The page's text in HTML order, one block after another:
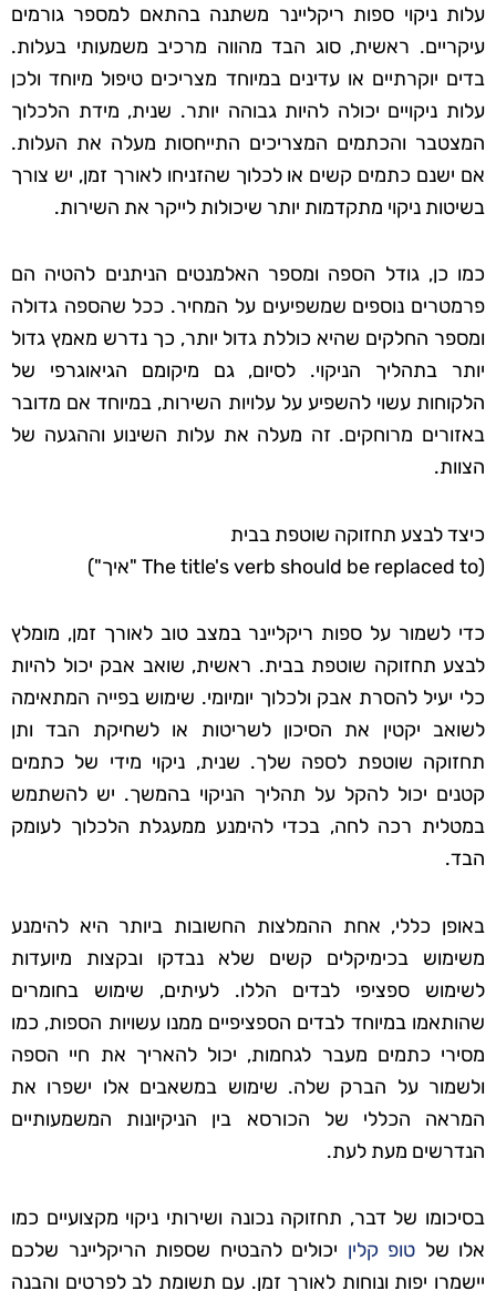
עלות ניקוי ספות ריקליינר משתנה בהתאם למספר גורמים
עיקריים. ראשית, סוג הבד מהווה מרכיב משמעותי בעלות.
בדים יוקרתיים או עדינים במיוחד מצריכים טיפול מיוחד ולכן
עלות ניקויים יכולה להיות גבוהה יותר. שנית, מידת הלכלוך
המצטבר והכתמים המצריכים התייחסות מעלה את העלות.
אם ישנם כתמים קשים או לכלוך שהזניחו לאורך זמן, יש צורך
בשיטות ניקוי מתקדמות יותר שיכולות לייקר את השירות.
כמו כן, גודל הספה ומספר האלמנטים הניתנים להטיה הם
פרמטרים נוספים שמשפיעים על המחיר. ככל שהספה גדולה
ומספר החלקים שהיא כוללת גדול יותר, כך נדרש מאמץ גדול
יותר בתהליך הניקוי. לסיום, גם מיקומם הגיאוגרפי של
הלקוחות עשוי להשפיע על עלויות השירות, במיוחד אם מדובר
באזורים מרוחקים. זה מעלה את עלות השינוע וההגעה של
הצוות.
כיצד לבצע תחזוקה שוטפת בבית
(The title's verb should be replaced to "איך")
כדי לשמור על ספות ריקליינר במצב טוב לאורך זמן, מומלץ
לבצע תחזוקה שוטפת בבית. ראשית, שואב אבק יכול להיות
כלי יעיל להסרת אבק ולכלוך יומיומי. שימוש בפייה המתאימה
לשואב יקטין את הסיכון לשריטות או לשחיקת הבד ותן
תחזוקה שוטפת לספה שלך. שנית, ניקוי מידי של כתמים
קטנים יכול להקל על תהליך הניקוי בהמשך. יש להשתמש
במטלית רכה לחה, בכדי להימנע ממעגלת הלכלוך לעומק
הבד.
באופן כללי, אחת ההמלצות החשובות ביותר היא להימנע
משימוש בכימיקלים קשים שלא נבדקו ובקצות מיועדות
לשימוש ספציפי לבדים הללו. לעיתים, שימוש בחומרים
שהותאמו במיוחד לבדים הספציפיים ממנו עשויות הספות, כמו
מסירי כתמים מעבר לגחמות, יכול להאריך את חיי הספה
ולשמור על הברק שלה. שימוש במשאבים אלו ישפרו את
המראה הכללי של הכורסא בין הניקיונות המשמעותיים
הנדרשים מעת לעת.
בסיכומו של דבר, תחזוקה נכונה ושירותי ניקוי מקצועיים כמו
אלו של טופ קלין יכולים להבטיח שספות הריקליינר שלכם
יישמרו יפות ונוחות לאורך זמן. עם תשומת לב לפרטים והבנה